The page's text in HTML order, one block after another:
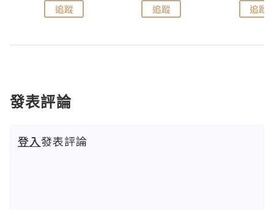
追蹤 追蹤 追蹤
發表評論
登入發表評論